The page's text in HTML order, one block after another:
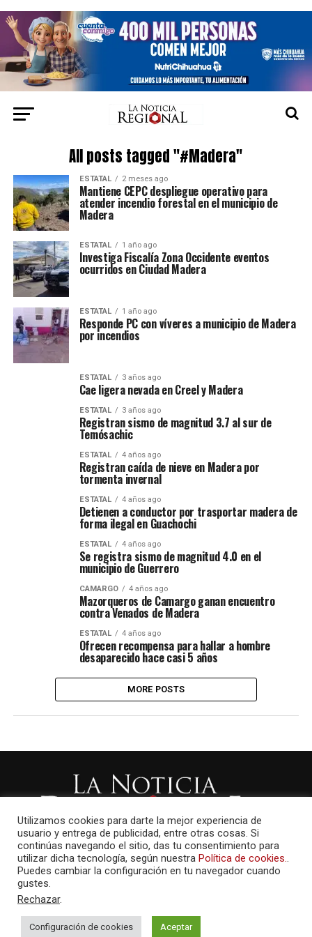
All posts tagged "#Madera"
ESTATAL 2 meses ago
Mantiene CEPC despliegue operativo para
atender incendio forestal en el municipio de
Madera
ESTATAL 1 año ago
Investiga Fiscalía Zona Occidente eventos
ocurridos en Ciudad Madera
ESTATAL 1 año ago
Responde PC con víveres a municipio de Madera
por incendios
ESTATAL 3 años ago
Cae ligera nevada en Creel y Madera
ESTATAL 3 años ago
Registran sismo de magnitud 3.7 al sur de
Temósachic
ESTATAL 4 años ago
Registran caída de nieve en Madera por
tormenta invernal
ESTATAL 4 años ago
Detienen a conductor por trasportar madera de
forma ilegal en Guachochi
ESTATAL 4 años ago
Se registra sismo de magnitud 4.0 en el
municipio de Guerrero
CAMARGO 4 años ago
Mazorqueros de Camargo ganan encuentro
contra Venados de Madera
ESTATAL 4 años ago
Ofrecen recompensa para hallar a hombre
desaparecido hace casi 5 años
MORE POSTS
Utilizamos cookies para darte la mejor experiencia de
usuario y entrega de publicidad, entre otras cosas. Si
continúas navegando el sitio, das tu consentimiento para
utilizar dicha tecnología, según nuestra Política de cookies..
Puedes cambiar la configuración en tu navegador cuando
gustes.
Rechazar.
Configuración de cookies Aceptar